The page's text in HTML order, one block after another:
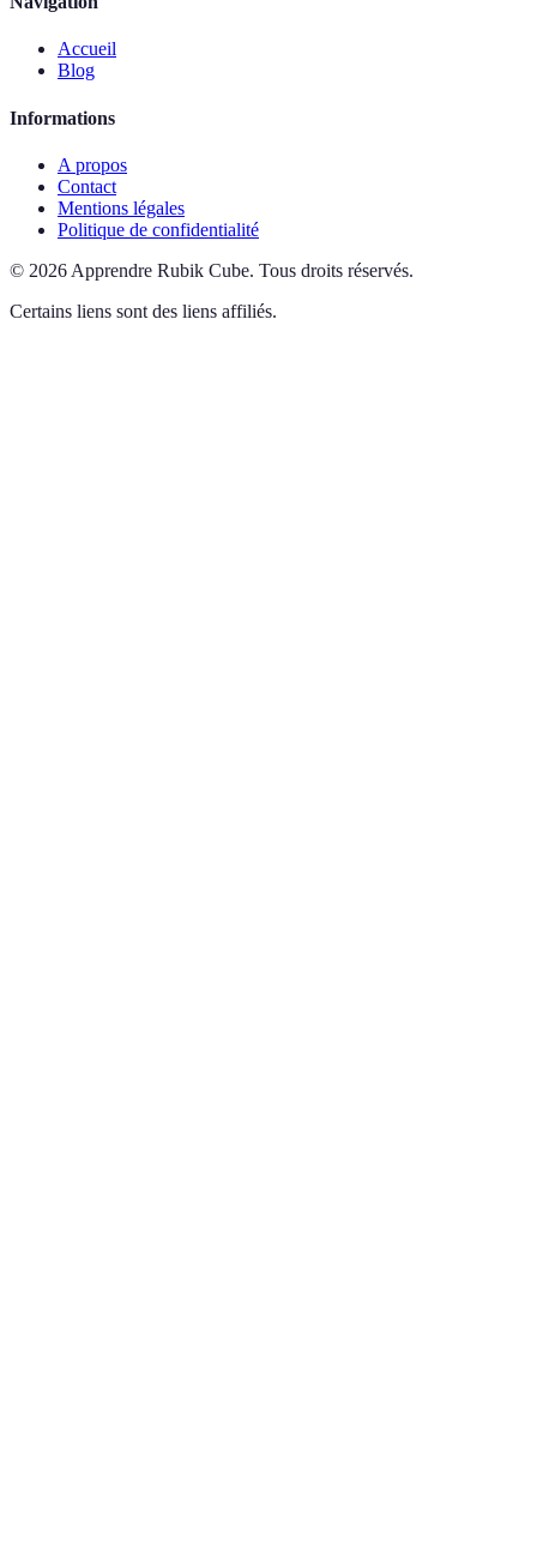
Accueil
Blog
Informations
A propos
Contact
Mentions légales
Politique de confidentialité
© 2026 Apprendre Rubik Cube. Tous droits réservés.
Certains liens sont des liens affiliés.